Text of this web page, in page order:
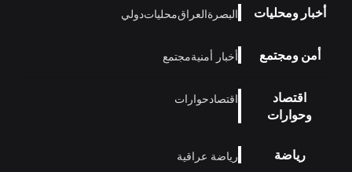
أخبار ومحليات البصرةالعراقمحلياتدولي
أمن ومجتمع أخبار أمنيةمجتمع
اقتصاد
وحوارات
اقتصادحوارات
رياضة رياضة عراقية